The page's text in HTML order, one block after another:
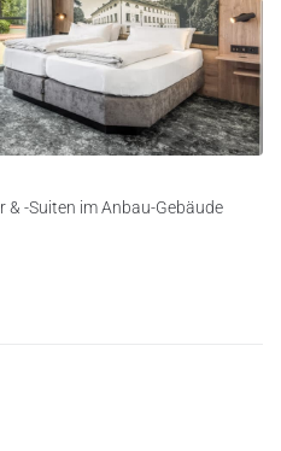
& -Suiten im Anbau-Gebäude